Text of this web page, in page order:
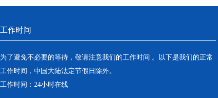
工作时间
为了避免不必要的等待，敬请注意我们的工作时间 。以下是我们的正常
工作时间，中国大陆法定节假日除外。
工作时间：24小时在线